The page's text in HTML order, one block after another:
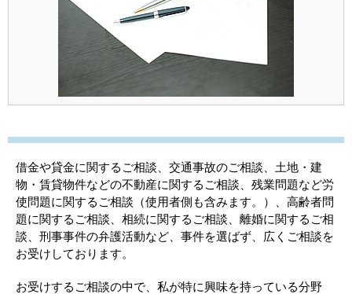
借金や貸金に関するご相談、交通事故のご相談、土地・建
物・賃貸物件などの不動産に関するご相談、残業問題など労
使問題に関するご相談（使用者側も含みます。）、高齢者問
題に関するご相談、相続に関するご相談、離婚に関するご相
談、刑事事件の弁護活動など、事件を選ばず、広くご相談を
お受けしております。
お受けするご相談の中で、私が特に興味を持っている分野